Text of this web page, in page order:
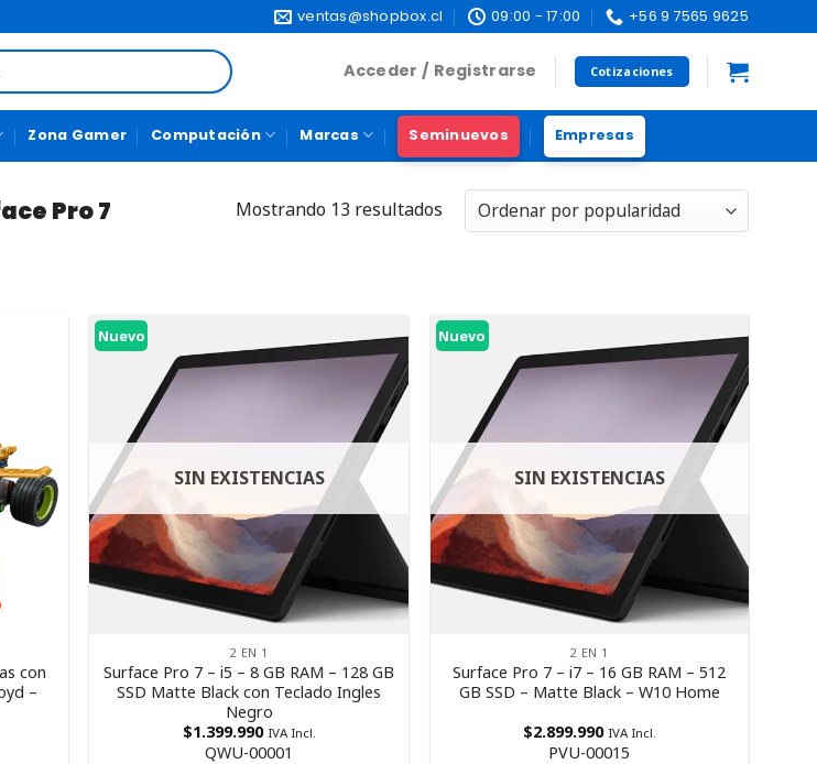
ventas@shopbox.cl 09:00 - 17:00 +56 9 7565 9625
Acceder / Registrarse Cotizaciones
Zona Gamer Computación Marcas Seminuevos Empresas
Pro 7 Mostrando 13 resultados
con
–
Nuevo
SIN EXISTENCIAS
2 EN 1
Surface Pro 7 – i5 – 8 GB RAM – 128 GB
SSD Matte Black con Teclado Ingles
Negro
$1.399.990 IVA Incl.
QWU-00001
Nuevo
SIN EXISTENCIAS
2 EN 1
Surface Pro 7 – i7 – 16 GB RAM – 512
GB SSD – Matte Black – W10 Home
$2.899.990 IVA Incl.
PVU-00015